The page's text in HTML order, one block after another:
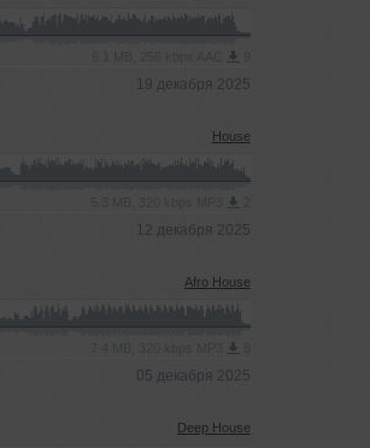
19 декабря 2025
House
12 декабря 2025
Afro House
05 декабря 2025
Deep House